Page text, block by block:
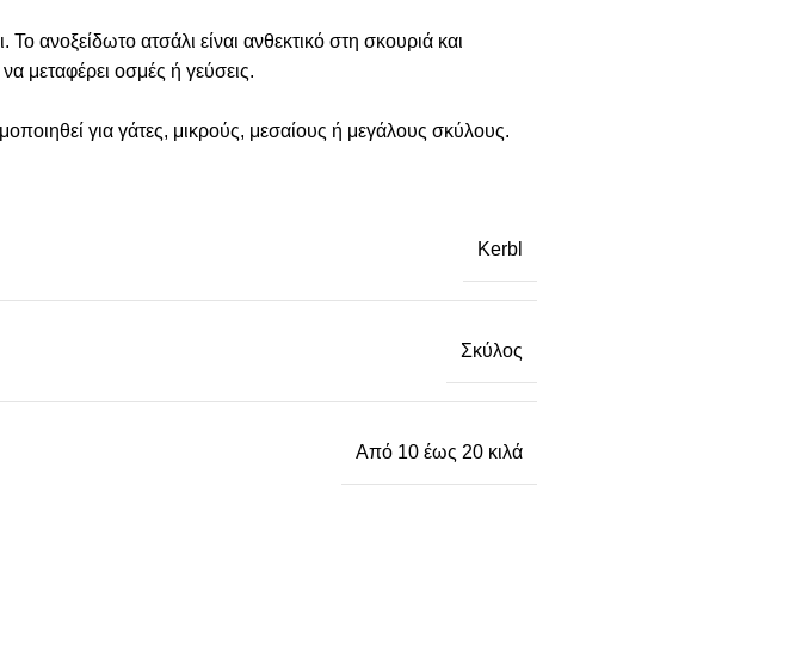
ανοξείδωτο ατσάλι είναι ανθεκτικό στη σκουριά και
μεταφέρει οσμές ή γεύσεις.
για γάτες, μικρούς, μεσαίους ή μεγάλους σκύλους.
Kerbl
Σκύλος
Από 10 έως 20 κιλά